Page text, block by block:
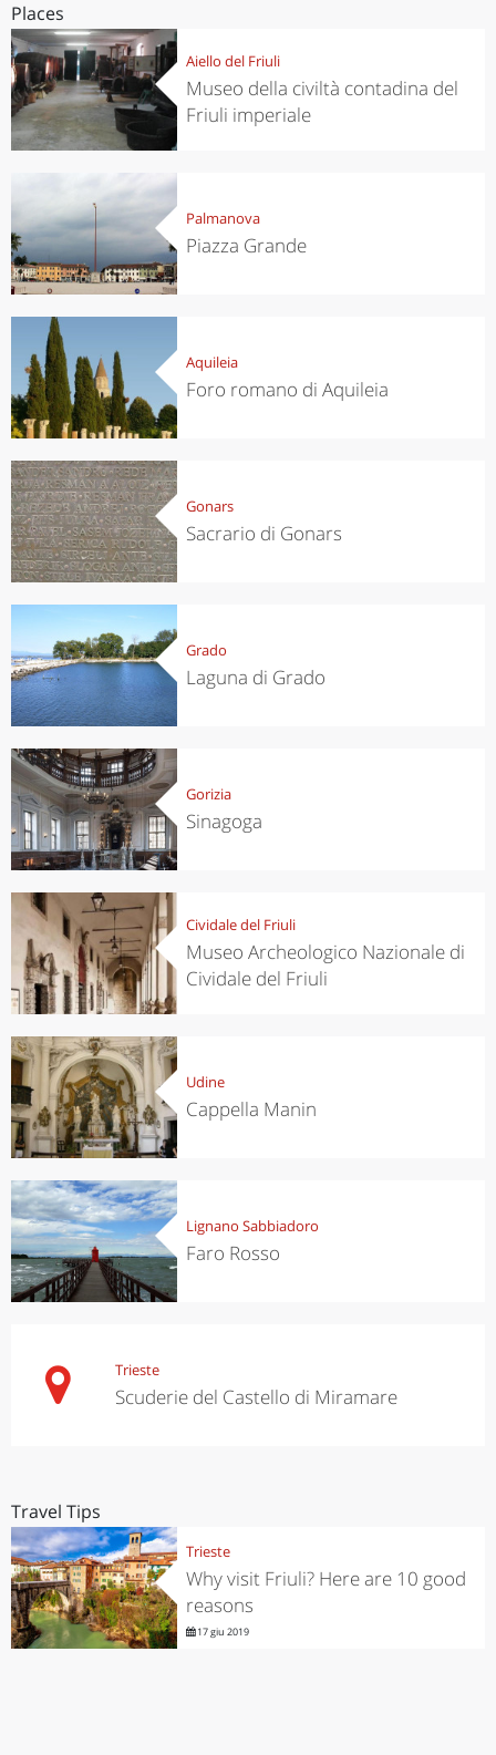
Places
Aiello del Friuli
Museo della civiltà contadina del
Friuli imperiale
Palmanova
Piazza Grande
Aquileia
Foro romano di Aquileia
Gonars
Sacrario di Gonars
Grado
Laguna di Grado
Gorizia
Sinagoga
Cividale del Friuli
Museo Archeologico Nazionale di
Cividale del Friuli
Udine
Cappella Manin
Lignano Sabbiadoro
Faro Rosso
Trieste
Scuderie del Castello di Miramare
Travel Tips
Trieste
Why visit Friuli? Here are 10 good
reasons
17 giu 2019